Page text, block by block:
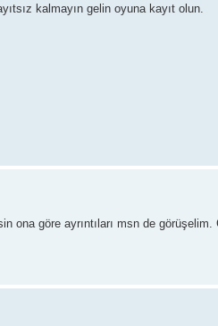
kalmayın gelin oyuna kayıt olun.
ona göre ayrıntıları msn de